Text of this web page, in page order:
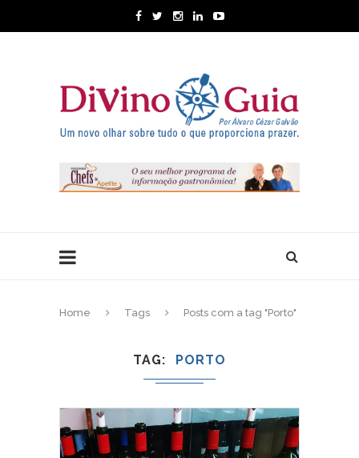
Home Tags Posts com a tag "Porto"
TAG PORTO